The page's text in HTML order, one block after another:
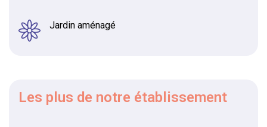
Jardin aménagé
Les plus de notre établissement